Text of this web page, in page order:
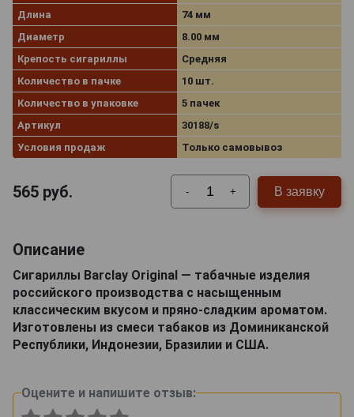
Длина
74 мм
Диаметр
8.00 мм
Крепость сигариллы
Средняя
Количество в пачке
10 шт.
Количество в упаковке
5 пачек
Артикул
30188/s
Условия продаж
Только самовывоз
565 руб. - + В заявку
Описание
Сигариллы Barclay Original — табачные изделия
российского производства с насыщенным
классическим вкусом и пряно-сладким ароматом.
Изготовлены из смеси табаков из Доминиканской
Республики, Индонезии, Бразилии и США.
Оцените и напишите отзыв: